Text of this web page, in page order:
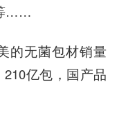
……
的无菌包材销量
亿包，国产品